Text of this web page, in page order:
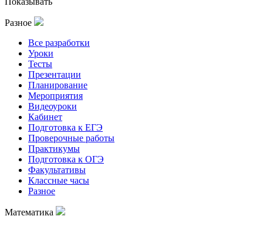
Разное
Все разработки
Уроки
Тесты
Презентации
Планирование
Мероприятия
Видеоуроки
Кабинет
Подготовка к ЕГЭ
Проверочные работы
Практикумы
Подготовка к ОГЭ
Факультативы
Классные часы
Разное
Математика